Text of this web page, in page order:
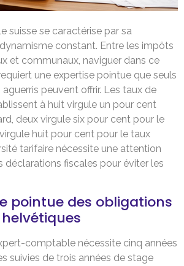
suisse se caractérise par sa
constant. Entre les impôts
et communaux, naviguer dans ce
une expertise pointue que seuls
peuvent offrir. Les taux de
à huit virgule un pour cent
deux virgule six pour cent pour le
huit pour cent pour le taux
tarifaire nécessite une attention
déclarations fiscales pour éviter les
pointue des obligations
comptable nécessite cinq années
suivies de trois années de stage